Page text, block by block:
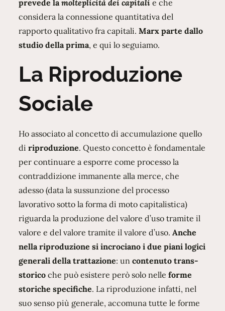
prevede lamolteplicità dei capitali e che
considera la connessione quantitativa del
rapporto qualitativo fra capitali.Marx parte dallo
studio della prima, e qui lo seguiamo.
La Riproduzione
Sociale
Ho associato al concetto di accumulazione quello
diriproduzione. Questo concetto è fondamentale
per continuare a esporre come processo la
contraddizione immanente alla merce, che
adesso (data la sussunzione del processo
lavorativo sotto la forma di moto capitalistica)
riguarda la produzione del valore d’uso tramite il
valore e del valore tramite il valore d’uso.Anche
nella riproduzione si incrociano i due piani logici
generali della trattazione: uncontenuto trans-
storico che può esistere però solo nelleforme
storiche specifiche. La riproduzione infatti, nel
suo senso più generale, accomuna tutte le forme